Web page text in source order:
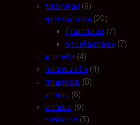
ขอบกลอง (9)
อุปกรณ์กลอง (20)
ตุ๊กตากลอง (7)
กระเดื่องกลอง (7)
มาราคัส (4)
กลองบองโก้ (4)
กลองทอม (8)
คาฮอง (6)
คาวเบล (9)
ระฆังราว (5)